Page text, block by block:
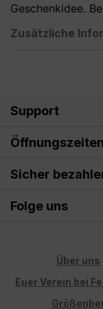
Geschenkidee.
Zusätzliche
Support
Öffnungszeiten
Sicher
Folge uns
Über uns
Euer Verein bei